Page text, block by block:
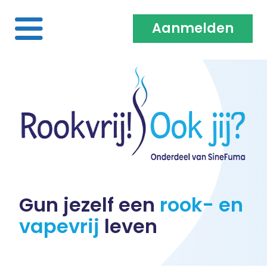
Home
Over ons
Medewerkers & Coaches
Heb je een klacht?
Aanmelden
Gun jezelf een rook- en
vapevrij leven